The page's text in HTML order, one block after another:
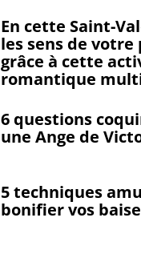
En cette Saint-
les sens de
grâce à cette
romantique
6 questions
une Ange de
5 techniques
bonifier vos